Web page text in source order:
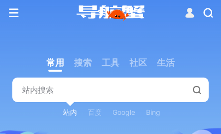
常用 搜索 工具 社区 生活
站内 百度 Google Bing